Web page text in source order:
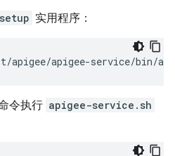
实用程序：
apigee/apigee-service/bin/
令执行 apigee-service.sh